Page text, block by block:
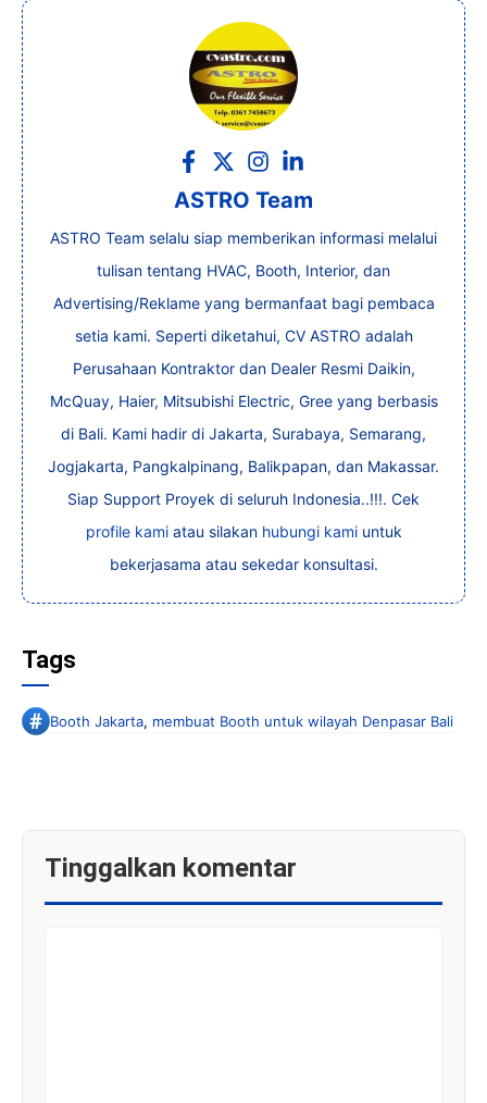
ASTRO Team
ASTRO Team selalu siap memberikan informasi melalui
tulisan tentang HVAC, Booth, Interior, dan
Advertising/Reklame yang bermanfaat bagi pembaca
setia kami. Seperti diketahui, CV ASTRO adalah
Perusahaan Kontraktor dan Dealer Resmi Daikin,
McQuay, Haier, Mitsubishi Electric, Gree yang berbasis
di Bali. Kami hadir di Jakarta, Surabaya, Semarang,
Jogjakarta, Pangkalpinang, Balikpapan, dan Makassar.
Siap Support Proyek di seluruh Indonesia..!!!. Cek
profile kamiatau silakan hubungi kamiuntuk
bekerjasama atau sekedar konsultasi.
Tags
Booth Jakarta, membuat Booth untuk wilayah Denpasar Bali
Tinggalkan komentar